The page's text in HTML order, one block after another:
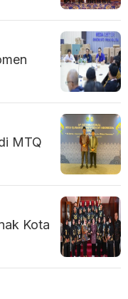
MTQ
Kota